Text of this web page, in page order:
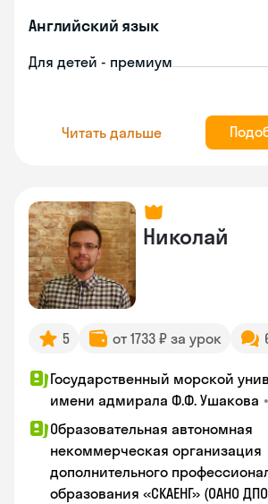
Английский язык
Для детей - премиум
Читать дальше
Николай
5 от 1733 ₽ за урок
Государственный морской
имени адмирала Ф.Ф. Ушакова •
Образовательная автономная
некоммерческая организация
дополнительного
образования «СКАЕНГ» (ОАНО ДПО